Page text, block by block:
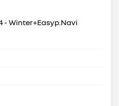
- Winter+Easyp.Navi